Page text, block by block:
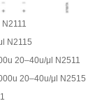
N2115
20–40u/μl N2511
20–40u/μl N2515